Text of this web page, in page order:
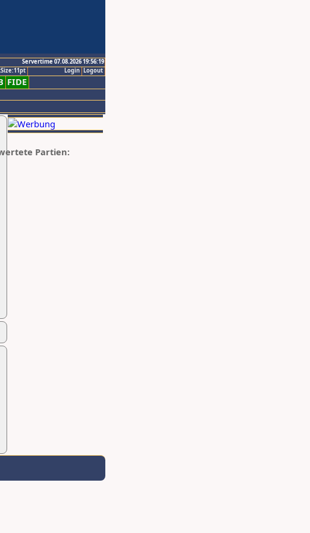
Servertime 07.08.2026 19:56:19
Logout
Login
FIDE
Partien: